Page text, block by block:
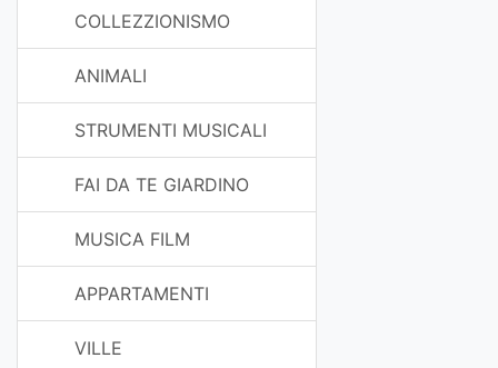
COLLEZZIONISMO
ANIMALI
STRUMENTI MUSICALI
FAI DA TE GIARDINO
MUSICA FILM
APPARTAMENTI
VILLE